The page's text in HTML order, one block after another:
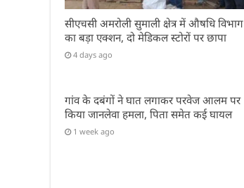
सीएचसी अमरोली सुमाली क्षेत्र में औषधि विभाग
का बड़ा एक्शन, दो मेडिकल स्टोरों पर छापा
4 days ago
गांव के दबंगों ने घात लगाकर परवेज आलम पर
किया जानलेवा हमला, पिता समेत कई घायल
1 week ago